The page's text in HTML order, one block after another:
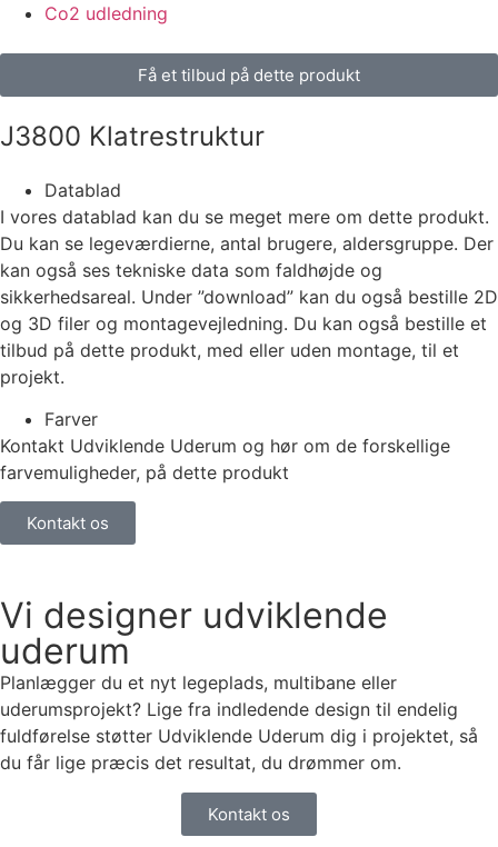
Co2 udledning
Få et tilbud på dette produkt
J3800 Klatrestruktur
Datablad
I vores datablad kan du se meget mere om dette produkt.
Du kan se legeværdierne, antal brugere, aldersgruppe. Der
kan også ses tekniske data som faldhøjde og
sikkerhedsareal. Under ”download” kan du også bestille 2D
og 3D filer og montagevejledning. Du kan også bestille et
tilbud på dette produkt, med eller uden montage, til et
projekt.
Farver
Kontakt Udviklende Uderum og hør om de forskellige
farvemuligheder, på dette produkt
Kontakt os
Vi designer udviklende
uderum
Planlægger du et nyt legeplads, multibane eller
uderumsprojekt? Lige fra indledende design til endelig
fuldførelse støtter Udviklende Uderum dig i projektet, så
du får lige præcis det resultat, du drømmer om.
Kontakt os